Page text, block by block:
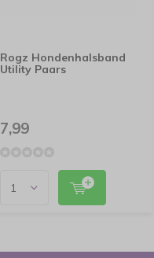
Rogz Hondenhalsband
Utility Paars
7,99